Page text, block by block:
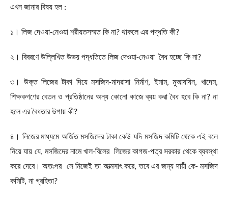
এখন জানার বিষয় হল :
১। লিজ দেওয়া-নেওয়া শরীয়তসম্মত কি না? থাকলে এর পদ্ধতি কী?
২। বিবরণে উল্লিখিত উভয় পদ্ধতিতে লিজ দেওয়া-নেওয়া বৈধ হচ্ছে কি না?
৩। উক্ত লিজের টাকা দিয়ে মসজিদ-মাদরাসা নির্মাণ, ইমাম,মুআযযিন,খাদেম,
শিক্ষকগণের বেতন ও প্রতিষ্ঠানের অন্য কোনো কাজে ব্যয় করা বৈধ হবে কি না?না
হলে এর বৈধতার উপায় কী?
৪। লিজের মাধ্যমে অর্জিত মসজিদের টাকা কেউ যদি মসজিদ কমিটি থেকে এই বলে
নিয়ে যায় যে, মসজিদের নামে খাল-বিলের লিজের কাগজ-পত্র সরকার থেকে ব্যবস্থা
করে দেবে। অতঃপর সে নিজেই তা আত্মসাৎ করে,তবে এর জন্য দায়ী কে- মসজিদ
কমিটি, না গ্রহিতা?